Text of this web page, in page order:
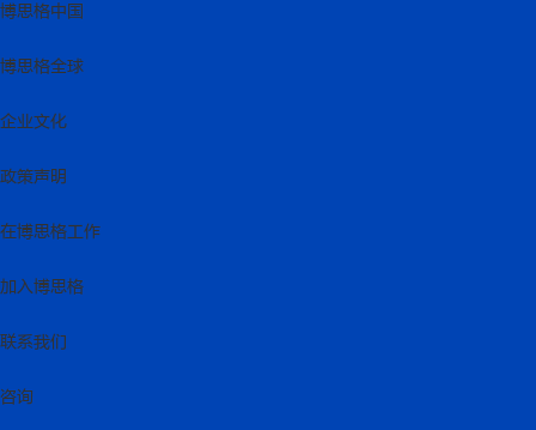
博思格中国
博思格全球
企业文化
政策声明
在博思格工作
加入博思格
联系我们
咨询